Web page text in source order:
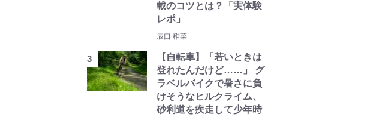
載のコツとは？「実体験
レポ」
辰口 稚菜
【自転車】「若いときは
登れたんだけど……」 グ
ラベルバイクで暑さに負
けそうなヒルクライム、
砂利道を疾走して少年時